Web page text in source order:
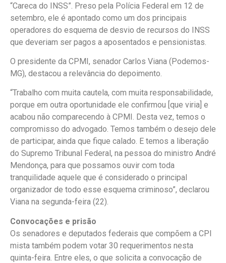
“Careca do INSS”. Preso pela Polícia Federal em 12 de
setembro, ele é apontado como um dos principais
operadores do esquema de desvio de recursos do INSS
que deveriam ser pagos a aposentados e pensionistas.
O presidente da CPMI, senador Carlos Viana (Podemos-
MG), destacou a relevância do depoimento.
“Trabalho com muita cautela, com muita responsabilidade,
porque em outra oportunidade ele confirmou [que viria] e
acabou não comparecendo à CPMI. Desta vez, temos o
compromisso do advogado. Temos também o desejo dele
de participar, ainda que fique calado. E temos a liberação
do Supremo Tribunal Federal, na pessoa do ministro André
Mendonça, para que possamos ouvir com toda
tranquilidade aquele que é considerado o principal
organizador de todo esse esquema criminoso”, declarou
Viana na segunda-feira (22).
Convocações e prisão
Os senadores e deputados federais que compõem a CPI
mista também podem votar 30 requerimentos nesta
quinta-feira. Entre eles, o que solicita a convocação de